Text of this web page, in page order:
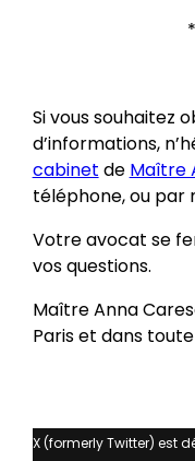
Si vous souhaitez
d’informations,
cabinet de Maître
téléphone, ou par
Votre avocat se
vos questions.
Maître Anna
Paris et dans
X (formerly Twitter) est